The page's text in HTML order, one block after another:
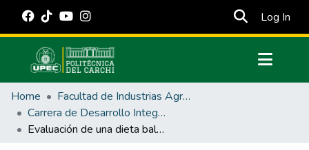
Log In
Communities & Collections
All of DSpace
Statistics
Home
Facultad de Industrias Agropecuarias y Ciencias Ambientales
Carrera de Desarrollo Integral Agropecuario
Evaluación de una dieta balanceada alternativa a base de Nacedero (Trichanthera gigantea) para la producción de pollos de engorde en la Parroquia de Chical, comunidad de Peñas Blancas